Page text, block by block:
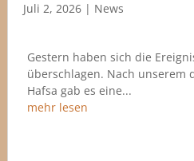
Juli 2, 2026| News
Gestern haben sich die
überschlagen. Nach
Hafsa gab es eine...
mehr lesen